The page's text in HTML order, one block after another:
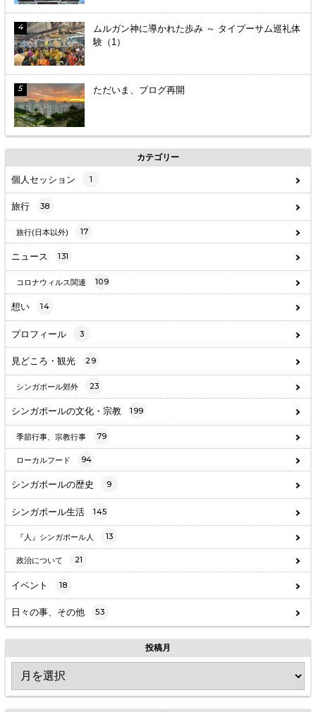
ムルガン神に導かれた歩み ～ タイプーサム巡礼体
験（1）
ただいま、ブログ再開
カテゴリー
個人セッション 1
旅行 38
旅行(日本以外) 17
ニュース 131
コロナウィルス関連 109
想い 14
プロフィール 3
見どころ・観光 29
シンガポール郊外 23
シンガポールの文化・宗教 199
季節行事、宗教行事 79
ローカルフード 94
シンガポールの歴史 9
シンガポール生活 145
『人』シンガポール人 13
政治について 21
イベント 18
日々の事、その他 53
投稿月